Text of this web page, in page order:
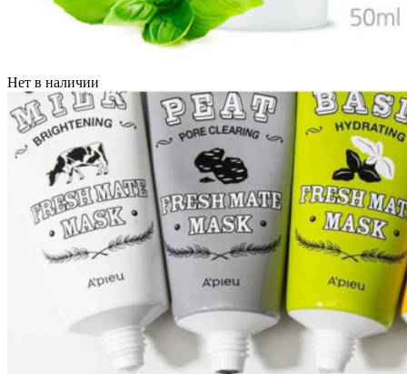
Нет в наличии